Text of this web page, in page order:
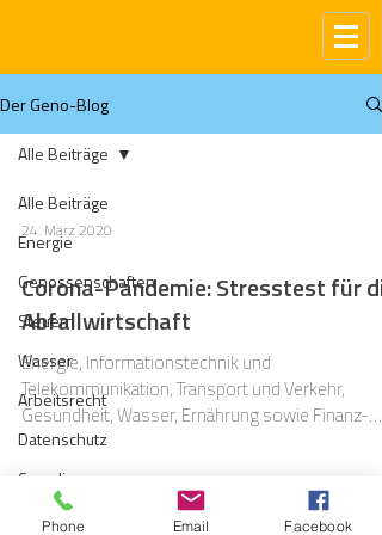
Der Geno-Blog
Alle Beiträge
Energie
Genossenschaften
Steuern
Wasser
Arbeitsrecht
Datenschutz
Compliance
Gas
Alle Beiträge
24. März 2020
Corona-Pandemie: Stresstest für die
Abfallwirtschaft
Energie, Informationstechnik und
Telekommunikation, Transport und Verkehr,
Gesundheit, Wasser, Ernährung sowie Finanz-
und...
Phone Email Facebook